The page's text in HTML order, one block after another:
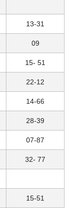
13-31
09
15- 51
22-12
14-66
28-39
07-87
32- 77
15-51